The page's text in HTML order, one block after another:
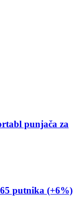
punjača za
putnika (+6%)